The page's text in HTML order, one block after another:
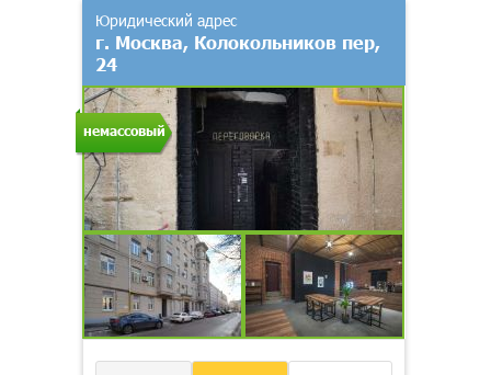
немассовый
Юридический адрес
г. Москва, Колокольников пер,
24